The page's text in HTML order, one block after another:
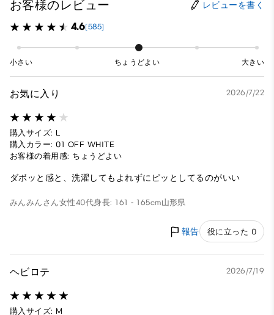
お客様のレビュー レビューを書く
4.6(585)
小さい ちょうどよい 大きい
お気に入り 2026/7/22
購入サイズ: L
購入カラー: 01 OFF WHITE
お客様の着用感: ちょうどよい
ダボッと感と、洗濯してもよれずにピッとしてるのがいい
みんみんさん女性40代身長: 161 - 165cm山形県
報告 役に立った 0
ヘビロテ 2026/7/19
購入サイズ: M